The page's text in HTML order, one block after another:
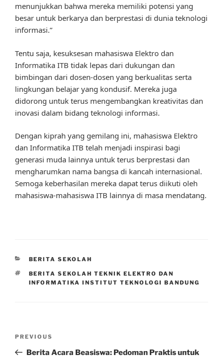
menunjukkan bahwa mereka memiliki potensi yang
besar untuk berkarya dan berprestasi di dunia teknologi
informasi.”
Tentu saja, kesuksesan mahasiswa Elektro dan
Informatika ITB tidak lepas dari dukungan dan
bimbingan dari dosen-dosen yang berkualitas serta
lingkungan belajar yang kondusif. Mereka juga
didorong untuk terus mengembangkan kreativitas dan
inovasi dalam bidang teknologi informasi.
Dengan kiprah yang gemilang ini, mahasiswa Elektro
dan Informatika ITB telah menjadi inspirasi bagi
generasi muda lainnya untuk terus berprestasi dan
mengharumkan nama bangsa di kancah internasional.
Semoga keberhasilan mereka dapat terus diikuti oleh
mahasiswa-mahasiswa ITB lainnya di masa mendatang.
CATEGORIES
BERITA SEKOLAH
TAGS
BERITA SEKOLAH TEKNIK ELEKTRO DAN
INFORMATIKA INSTITUT TEKNOLOGI BANDUNG
Previous
Post
PREVIOUS
Berita Acara Beasiswa: Pedoman Praktis untuk